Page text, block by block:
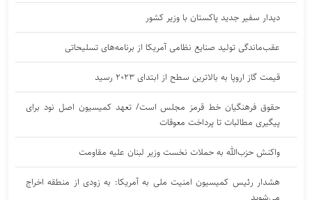
دیدار سفیر جدید پاکستان با وزیر کشور
عقب‌ماندگی تولید صنایع نظامی آمریکا از برنامه‌های تسلیحاتی
قیمت گاز اروپا به بالاترین سطح از ابتدای ۲۰۲۳ رسید
حقوق فرهنگیان خط قرمز مجلس است/ تعهد کمیسیون اصل نود برای
پیگیری مطالبات تا پرداخت معوقات
واکنش حزب‌الله به حملات نخست‌ وزیر لبنان علیه مقاومت
هشدار رئیس کمیسیون امنیت ملی به آمریکا: به زودی از منطقه اخراج